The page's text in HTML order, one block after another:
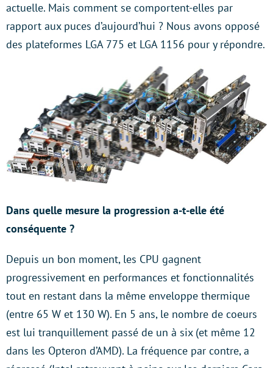
actuelle. Mais comment se comportent-elles par
rapport aux puces d’aujourd’hui ? Nous avons opposé
des plateformes LGA 775 et LGA 1156 pour y répondre.
Dans quelle mesure la progression a-t-elle été
conséquente ?
Depuis un bon moment, les CPU gagnent
progressivement en performances et fonctionnalités
tout en restant dans la même enveloppe thermique
(entre 65 W et 130 W). En 5 ans, le nombre de coeurs
est lui tranquillement passé de un à six (et même 12
dans les Opteron d’AMD). La fréquence par contre, a